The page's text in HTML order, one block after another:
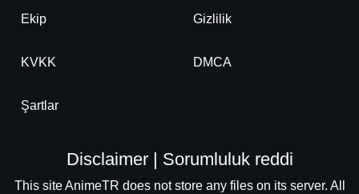
Ekip Gizlilik
KVKK DMCA
Şartlar
Disclaimer | Sorumluluk reddi
This site AnimeTR does not store any files on its server. All